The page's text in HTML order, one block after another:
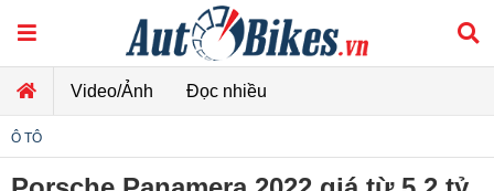
Video/Ảnh Đọc nhiều
Ô TÔ